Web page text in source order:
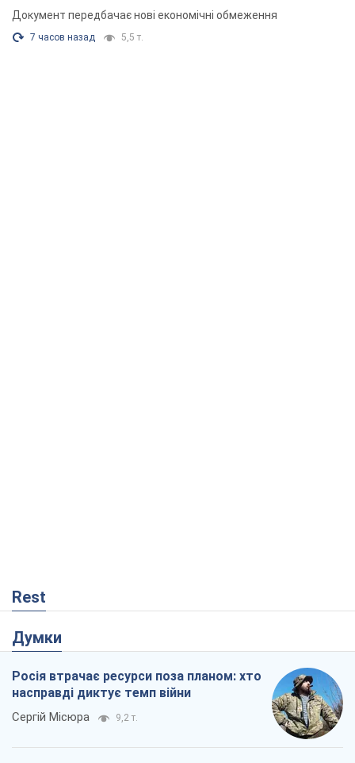
Документ передбачає нові економічні обмеження
7 часов назад 5,5 т.
Rest
Думки
Росія втрачає ресурси поза планом: хто
насправді диктує темп війни
Сергій Місюра 9,2 т.